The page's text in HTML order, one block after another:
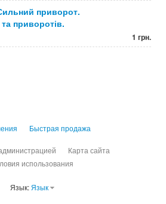
приворот.
приворотів.
1 грн.
Быстрая продажа
Карта сайта
использования
Язык: Язык